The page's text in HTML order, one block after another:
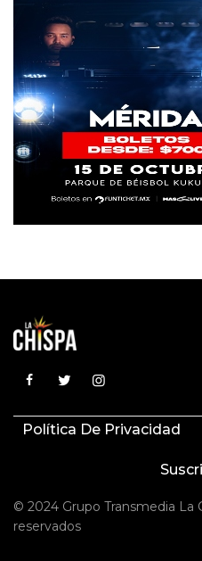
Política De Privacidad
© 2024 Grupo Transmedia La
reservados